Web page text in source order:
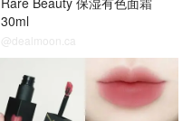
30ml
@dealmoon.ca